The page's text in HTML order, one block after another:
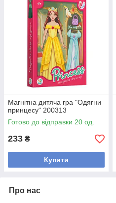
Магнітна дитяча гра "Одягни
принцесу" 200313
Готово до відправки 20 од.
233 ₴
Купити
Про нас